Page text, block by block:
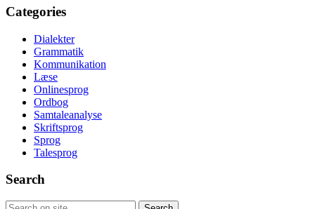
Categories
Dialekter
Grammatik
Kommunikation
Læse
Onlinesprog
Ordbog
Samtaleanalyse
Skriftsprog
Sprog
Talesprog
Search